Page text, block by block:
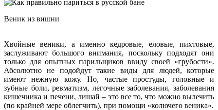
Веник из вишни
Хвойные веники, а именно кедровые, еловые, пихтовые,
заслуживают большого внимания, поскольку подходят они
только для опытных парильщиков ввиду своей «грубости».
Абсолютно не подойдут такие виды для людей, которые
имеют нежную кожу. Но, частые простуды, головные и
зубные боли, ревматизм, легочные заболевания, заболевания
кишечника и печени, лишай – это все то, что можно вылечить
(по крайней мере облегчить), при помощи «колючего веника».